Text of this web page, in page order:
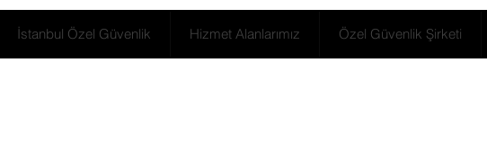
İstanbul Özel Güvenlik Hizmet Alanlarımız Özel Güvenlik Şirketi